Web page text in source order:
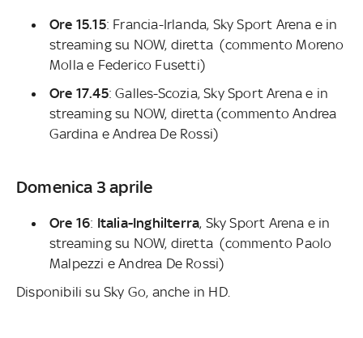
Ore 15.15: Francia-Irlanda, Sky Sport Arena e in
streaming su NOW, diretta (commento Moreno
Molla e Federico Fusetti)
Ore 17.45: Galles-Scozia, Sky Sport Arena e in
streaming su NOW, diretta (commento Andrea
Gardina e Andrea De Rossi)
Domenica 3 aprile
Ore 16: Italia-Inghilterra, Sky Sport Arena e in
streaming su NOW, diretta (commento Paolo
Malpezzi e Andrea De Rossi)
Disponibili su Sky Go, anche in HD.